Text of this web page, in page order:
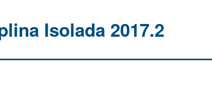
Isolada 2017.2